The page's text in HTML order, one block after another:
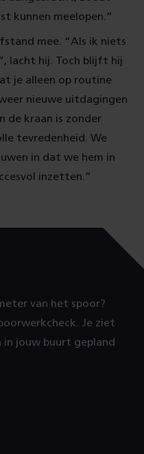
kunnen meelopen.”
mee. “Als ik niets
lacht hij. Toch blijft hij
je alleen op routine
nieuwe uitdagingen
de kraan is zonder
tevredenheid. We
in dat we hem in
inzetten.”
van het spoor?
Je ziet
jouw buurt gepland